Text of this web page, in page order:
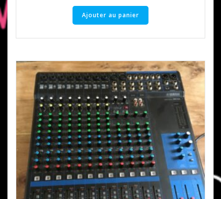
Ajouter au panier